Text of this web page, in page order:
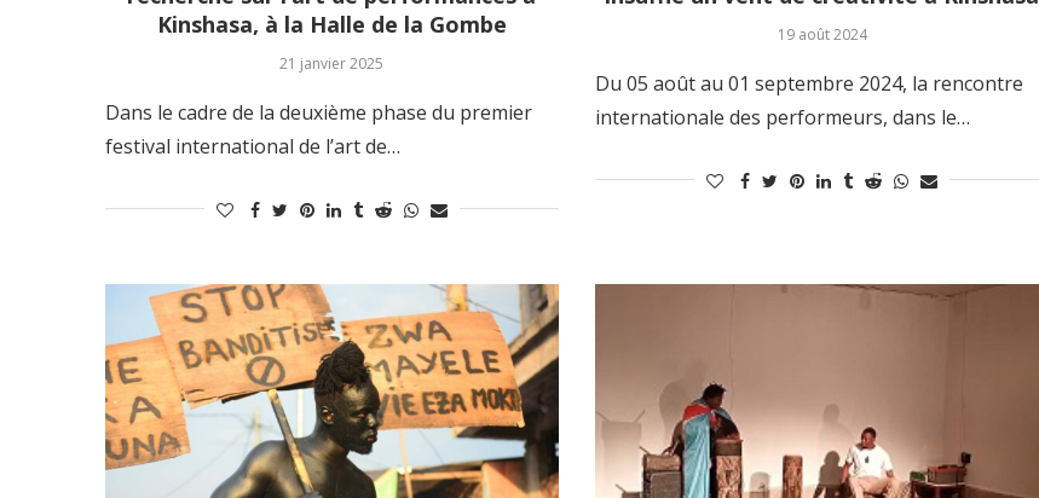
Kinshasa, à la Halle de la Gombe
21 janvier 2025
Dans le cadre de la deuxième phase du premier
festival international de l’art de…
19 août 2024
Du 05 août au 01 septembre 2024, la rencontre
internationale des performeurs, dans le…